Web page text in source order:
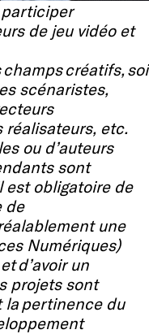
de jeu vidéo et
champs créatifs,
scénaristes,
réalisateurs, etc.
ou d’auteurs
sont
est obligatoire de
de
une
Numériques)
d’avoir un
projets sont
la pertinence du